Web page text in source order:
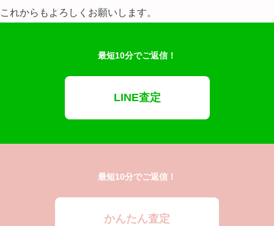
これからもよろしくお願いします。
最短10分でご返信！
LINE査定
最短10分でご返信！
かんたん査定